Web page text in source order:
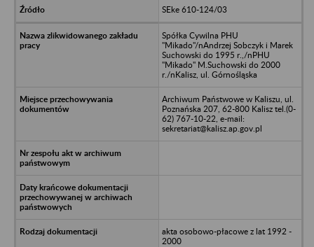
SEke 610-124/03
Spółka Cywilna PHU
"Mikado"/nAndrzej Sobczyk i Marek
Suchowski do 1995 r.,/nPHU
"Mikado" M.Suchowski do 2000
r./nKalisz, ul. Górnośląska
Archiwum Państwowe w Kaliszu, ul.
Poznańska 207, 62-800 Kalisz tel.(0-
62) 767-10-22, e-mail:
sekretariat@kalisz.ap.gov.pl
akta osobowo-płacowe z lat 1992 -
2000